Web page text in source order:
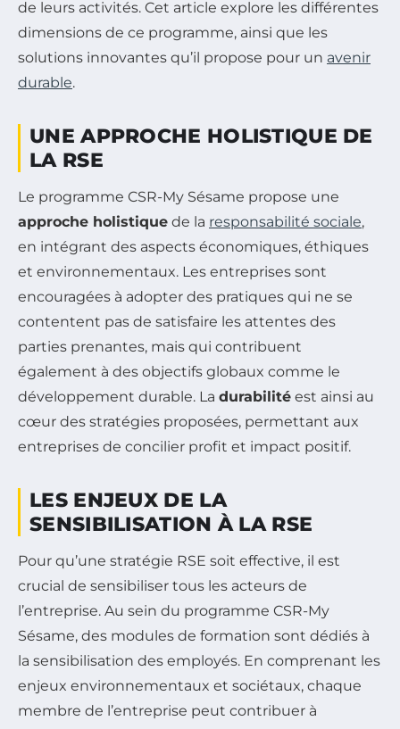
de leurs activités. Cet article explore les différentes
dimensions de ce programme, ainsi que les
solutions innovantes qu’il propose pour un avenir
durable.
UNE APPROCHE HOLISTIQUE DE
LA RSE
Le programme CSR-My Sésame propose une
approche holistique de la responsabilité sociale,
en intégrant des aspects économiques, éthiques
et environnementaux. Les entreprises sont
encouragées à adopter des pratiques qui ne se
contentent pas de satisfaire les attentes des
parties prenantes, mais qui contribuent
également à des objectifs globaux comme le
développement durable. La durabilité est ainsi au
cœur des stratégies proposées, permettant aux
entreprises de concilier profit et impact positif.
LES ENJEUX DE LA
SENSIBILISATION À LA RSE
Pour qu’une stratégie RSE soit effective, il est
crucial de sensibiliser tous les acteurs de
l’entreprise. Au sein du programme CSR-My
Sésame, des modules de formation sont dédiés à
la sensibilisation des employés. En comprenant les
enjeux environnementaux et sociétaux, chaque
membre de l’entreprise peut contribuer à